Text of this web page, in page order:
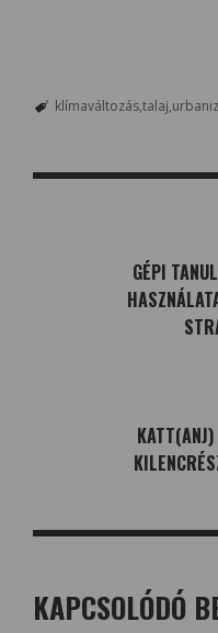
klímaváltozástalaj
GÉPI
KAPCSOLÓDÓ